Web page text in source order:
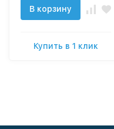
В корзину
Купить в 1 клик